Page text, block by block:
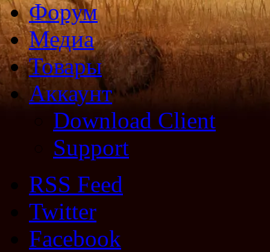
Форум
Медиа
Товары
Аккаунт
Download Client
Support
RSS Feed
Twitter
Facebook